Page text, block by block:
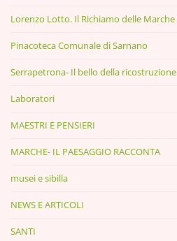
Lorenzo Lotto. Il Richiamo delle Marche
Pinacoteca Comunale di Sarnano
Serrapetrona- Il bello della ricostruzione
Laboratori
MAESTRI E PENSIERI
MARCHE- IL PAESAGGIO RACCONTA
musei e sibilla
NEWS E ARTICOLI
SANTI